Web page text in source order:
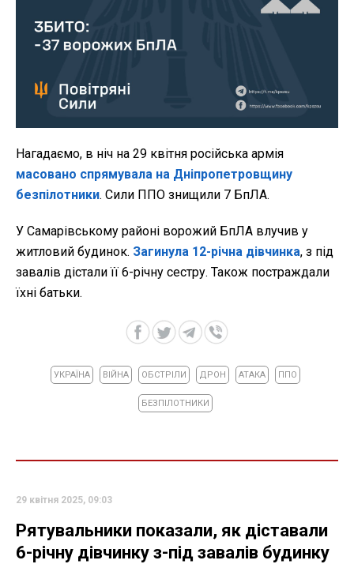
Нагадаємо, в ніч на 29 квітня російська армія
масовано спрямувала на Дніпропетровщину
безпілотники. Сили ППО знищили 7 БпЛА.
У Самарівському районі ворожий БпЛА влучив у
житловий будинок. Загинула 12-річна дівчинка, з під
завалів дістали її 6-річну сестру. Також постраждали
їхні батьки.
УКРАЇНА ВІЙНА ОБСТРІЛИ ДРОН АТАКА ППО
БЕЗПІЛОТНИКИ
29 квітня 2025, 09:03
Рятувальники показали, як діставали
6-річну дівчинку з-під завалів будинку